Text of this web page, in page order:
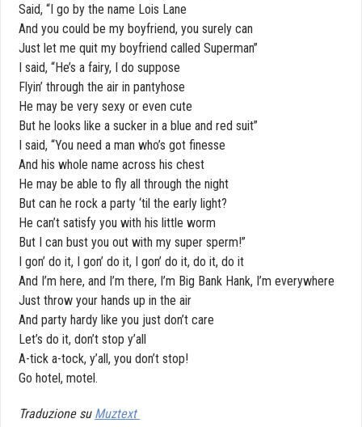
Said, “I go by the name Lois Lane
And you could be my boyfriend, you surely can
Just let me quit my boyfriend called Superman”
I said, “He’s a fairy, I do suppose
Flyin’ through the air in pantyhose
He may be very sexy or even cute
But he looks like a sucker in a blue and red suit”
I said, “You need a man who’s got finesse
And his whole name across his chest
He may be able to fly all through the night
But can he rock a party ‘til the early light?
He can’t satisfy you with his little worm
But I can bust you out with my super sperm!”
I gon’ do it, I gon’ do it, I gon’ do it, do it, do it
And I’m here, and I’m there, I’m Big Bank Hank, I’m everywhere
Just throw your hands up in the air
And party hardy like you just don’t care
Let’s do it, don’t stop y’all
A-tick a-tock, y’all, you don’t stop!
Go hotel, motel.
Traduzione su Muztext